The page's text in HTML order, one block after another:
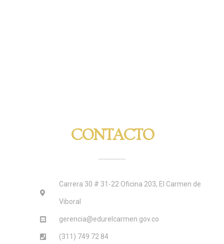
CONTACTO
Carrera 30 # 31-22 Oficina 203, El Carmen de
Viboral
gerencia@edurelcarmen.gov.co
(311) 749 72 84